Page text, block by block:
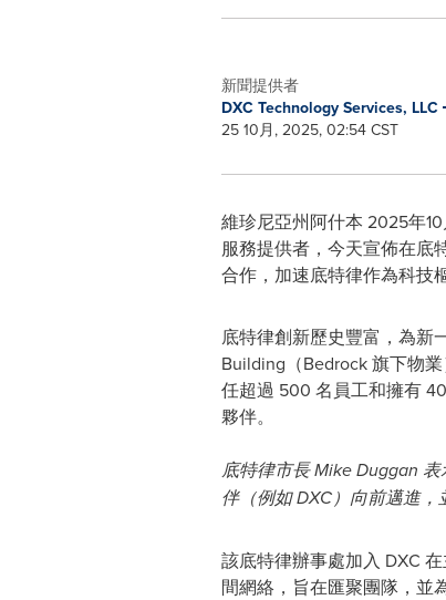
新聞提供者
DXC Technology Services, LLC
25 10月, 2025, 02:54 CST
維珍尼亞州阿什本 2025年
服務提供者，今天宣佈在底
合作，加速底特律作為科技
底特律創新歷史豐富，為新
Building（Bedrock 旗下物
任超過 500 名員工和擁有
夥伴。
底特律市長 Mike Duggan
伴（例如 DXC）向前邁進
該底特律辦事處加入 DXC
間網絡，旨在匯聚團隊，並